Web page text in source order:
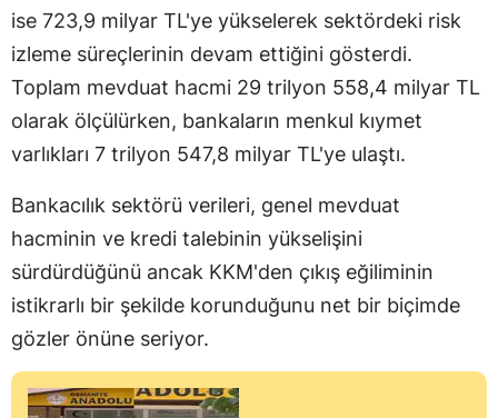
ise 723,9 milyar TL'ye yükselerek sektördeki risk
izleme süreçlerinin devam ettiğini gösterdi.
Toplam mevduat hacmi 29 trilyon 558,4 milyar TL
olarak ölçülürken, bankaların menkul kıymet
varlıkları 7 trilyon 547,8 milyar TL'ye ulaştı.
Bankacılık sektörü verileri, genel mevduat
hacminin ve kredi talebinin yükselişini
sürdürdüğünü ancak KKM'den çıkış eğiliminin
istikrarlı bir şekilde korunduğunu net bir biçimde
gözler önüne seriyor.